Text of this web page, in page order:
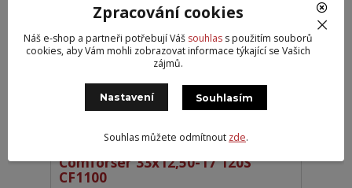
Comforser 33x12,50-17 120S
CF1100
Zpracování cookies
Náš e-shop a partneři potřebují Váš souhlass použitím souborů
cookies, aby Vám mohli zobrazovat informace týkající se Vašich
zájmů.
Nastavení Souhlasím
Souhlas můžete odmítnout zde.